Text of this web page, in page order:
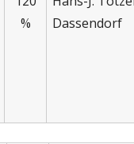
%
Dassendorf